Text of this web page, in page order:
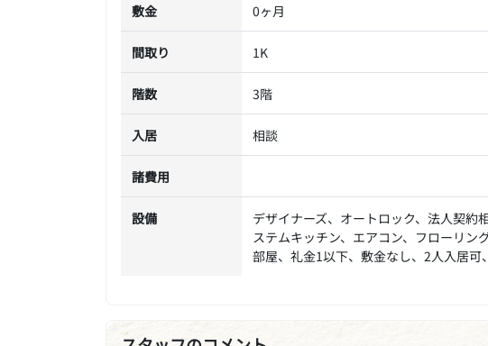
敷金 0ヶ月
間取り 1K
階数 3階
入居 相談
諸費用
設備
デザイナーズ、オートロック、法人契
ステムキッチン、エアコン、フローリ
部屋、礼金1以下、敷金なし、2人入居可